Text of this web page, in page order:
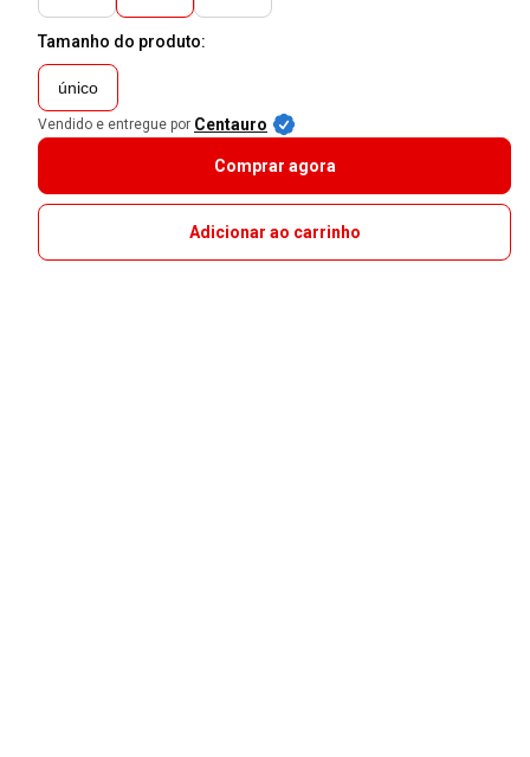
Tamanho do produto:
único
Vendido e entregue por Centauro
Comprar agora
Adicionar ao carrinho